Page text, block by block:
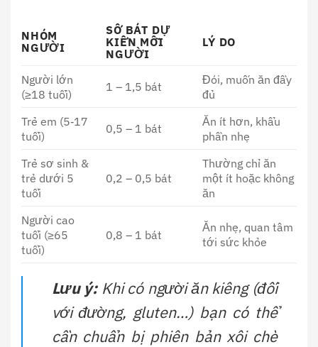
NHÓM
NGƯỜI
SỐ BÁT DỰ
KIẾN MỖI
NGƯỜI
LÝ DO
Người lớn
(≥18 tuổi)
1 – 1,5 bát
Đói, muốn ăn đầy
đủ
Trẻ em (5‑17
tuổi)
0,5 – 1 bát
Ăn ít hơn, khẩu
phần nhẹ
Trẻ sơ sinh &
trẻ dưới 5
tuổi
0,2 – 0,5 bát
Thường chỉ ăn
một ít hoặc không
ăn
Người cao
tuổi (≥65
tuổi)
0,8 – 1 bát
Ăn nhẹ, quan tâm
tới sức khỏe
Lưu ý:Khi có người ăn kiêng (đối
với đường, gluten…) bạn có thể
cần chuẩn bị phiên bản xôi chè